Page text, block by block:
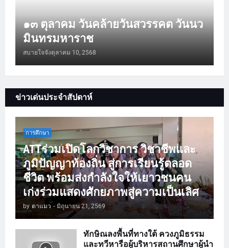
๑๓ ตุลาคม วันคล้ายวันสวรรคต วันนว
มินทรมหาราช
สบายใจจังตุลาคม 10, 2568
ข่าวเด่นประจำสัปดาห์
การศึกษา
ATTร่วมเปิดโลกวิชาการ วิชาชีพและ
ภูมิปัญญาท้องถิ่น สู่การเรียนรู้ตลอด
ชีวิต พร้อมส่งกำลังใจให้เยาวชนคน
เก่งร่วมแสดงศักยภาพสู่ความเป็นเลิศ
by ตาแมว - มิถุนายน 21, 2569
ทักษิณลงพื้นที่ทางใต้ ควงภูมิธรรม
และทวีหารือผู้บริหารสถานศึกษาผู้นำ